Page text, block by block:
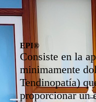
EPI®
Consiste en la
minimamente
Tendinopatía)
proporcionar un